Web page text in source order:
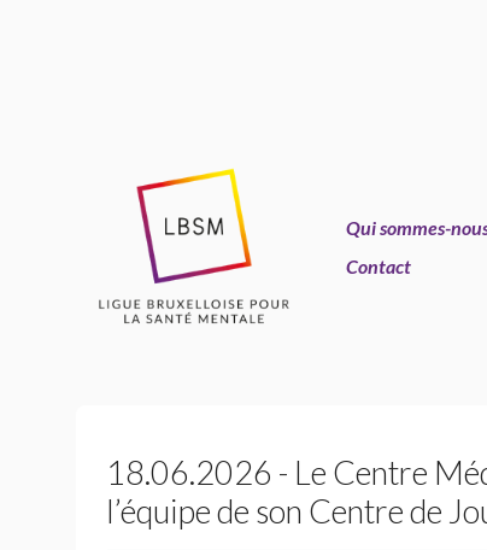
Qui sommes-
Contact
18.06.2026 - Le Centre
l’équipe de son Centre de